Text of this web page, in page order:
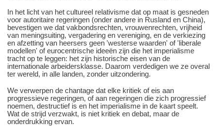
In het licht van het cultureel relativisme dat op maat is gesneden
voor autoritaire regeringen (onder andere in Rusland en China),
bevestigen we dat vakbondsrechten, vrouwenrechten, vrijheid
van meningsuiting, vergadering en vereniging, en de verkiezing
en afzetting van heersers geen 'westerse waarden' of 'liberale
modellen' of eurocentrische ideeën zijn die het imperialisme
tracht op te leggen: het zijn historische eisen van de
internationale arbeidersklasse. Daarom verdedigen we ze overal
ter wereld, in alle landen, zonder uitzondering.
We verwerpen de chantage dat elke kritiek of eis aan
progressieve regeringen, of aan regeringen die zich progressief
noemen, destructief is en het imperialisme in de kaart speelt.
Wat de strijd verzwakt, is niet kritiek en debat, maar de
onderdrukking ervan.